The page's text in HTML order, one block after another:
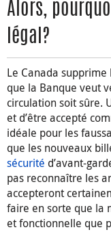
Alors,
légal?
Le Canada
que la Banque veut
circulation soit sûre.
et d’être accepté
idéale pour les
que les nouveaux
sécurité d’avant-
pas reconnaître les
accepteront
faire en sorte que la
et fonctionnelle que